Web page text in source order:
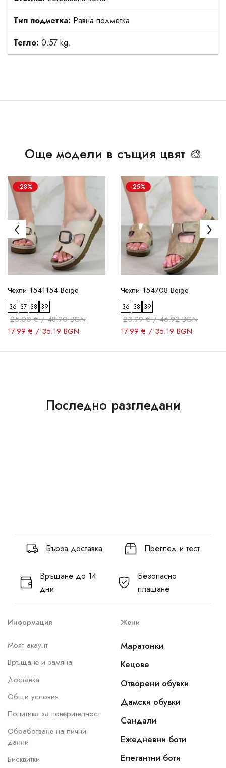
Тип подметка: Равна подметка
Тегло: 0.57 kg.
Още модели в същия цвят 🎨
-28%
Чехли 1541154 Beige
36 37 38 39
25.00 € / 48.90 BGN
17.99 € / 35.19 BGN
-25%
Чехли 154708 Beige
36 38 39
23.99 € / 46.92 BGN
17.99 € / 35.19 BGN
Последно разгледани
Бърза доставка Преглед и тест
Връщане до 14
дни
Безопасно
плащане
Информация
Моят акаунт
Връщане и замяна
Доставка
Общи условия
Политика за поверителност
Обработване на лични
данни
Бисквитки
Жени
Маратонки
Кецове
Отворени обувки
Дамски обувки
Сандали
Ежедневни боти
Елегантни боти